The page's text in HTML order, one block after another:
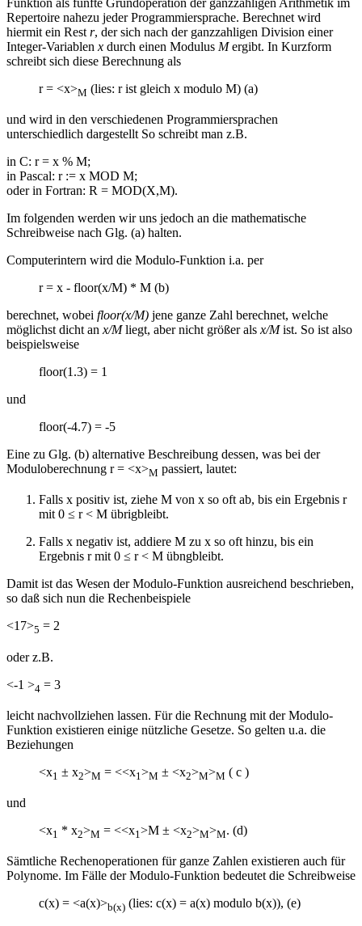
Funktion als fünfte Grundoperation der ganzzahligen Arithmetik im
Repertoire nahezu jeder Programmiersprache. Berechnet wird
hiermit ein Rest r, der sich nach der ganzzahligen Division einer
Integer-Variablen x durch einen Modulus Mergibt. In Kurzform
schreibt sich diese Berechnung als
r = <x>M (lies: r ist gleich x modulo M) (a)
und wird in den verschiedenen Programmiersprachen
unterschiedlich dargestellt So schreibt man z.B.
in C: r = x % M;
in Pascal: r := x MOD M;
oder in Fortran: R = MOD(X,M).
Im folgenden werden wir uns jedoch an die mathematische
Schreibweise nach Glg. (a) halten.
Computerintern wird die Modulo-Funktion i.a. per
r = x - floor(x/M) * M (b)
berechnet, wobei floor(x/M) jene ganze Zahl berechnet, welche
möglichst dicht an x/Mliegt, aber nicht größer als x/Mist. So ist also
beispielsweise
floor(1.3) = 1
und
floor(-4.7) = -5
Eine zu Glg. (b) alternative Beschreibung dessen, was bei der
Moduloberechnung r = <x>M passiert, lautet:
Falls x positiv ist, ziehe M von x so oft ab, bis ein Ergebnis r
mit 0 ≤ r < M übrigbleibt.
Falls x negativ ist, addiere M zu x so oft hinzu, bis ein
Ergebnis r mit 0 ≤ r < M übngbleibt.
Damit ist das Wesen der Modulo-Funktion ausreichend beschrieben,
so daß sich nun die Rechenbeispiele
<17>5 = 2
oder z.B.
<-1 >4 = 3
leicht nachvollziehen lassen. Für die Rechnung mit der Modulo-
Funktion existieren einige nützliche Gesetze. So gelten u.a. die
Beziehungen
<x1 ± x2>M = <<x1>M ± <x2>M>M ( c )
und
<x1 * x2>M = <<x1>M ± <x2>M>M. (d)
Sämtliche Rechenoperationen für ganze Zahlen existieren auch für
Polynome. Im Fälle der Modulo-Funktion bedeutet die Schreibweise
c(x) = <a(x)>b(x) (lies: c(x) = a(x) modulo b(x)), (e)